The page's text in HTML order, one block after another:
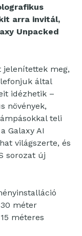
arra invitál,
Unpacked
jelenítettek meg,
által
idézhetik –
növények,
teli
Galaxy AI
világszerte, és
sorozat új
méter
méteres